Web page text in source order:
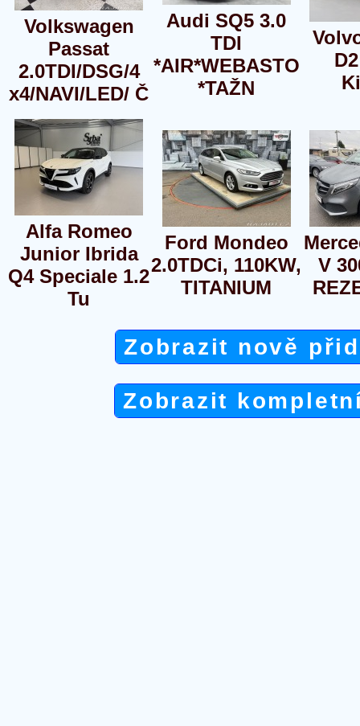
Volkswagen
Passat
2.0TDI/DSG/4
x4/NAVI/LED/ Č
Audi SQ5 3.0
TDI
*AIR*WEBASTO
*TAŽN
Alfa Romeo
Junior Ibrida
Q4 Speciale 1.2
Tu
Ford Mondeo
2.0TDCi, 110KW,
TITANIUM
V
Zobrazit nově
Zobrazit